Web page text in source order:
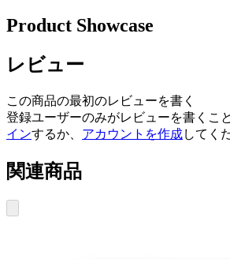
Product Showcase
レビュー
この商品の最初のレビューを書く
登録ユーザーのみがレビューを書くこ
インするか、 アカウントを作成してく
関連商品